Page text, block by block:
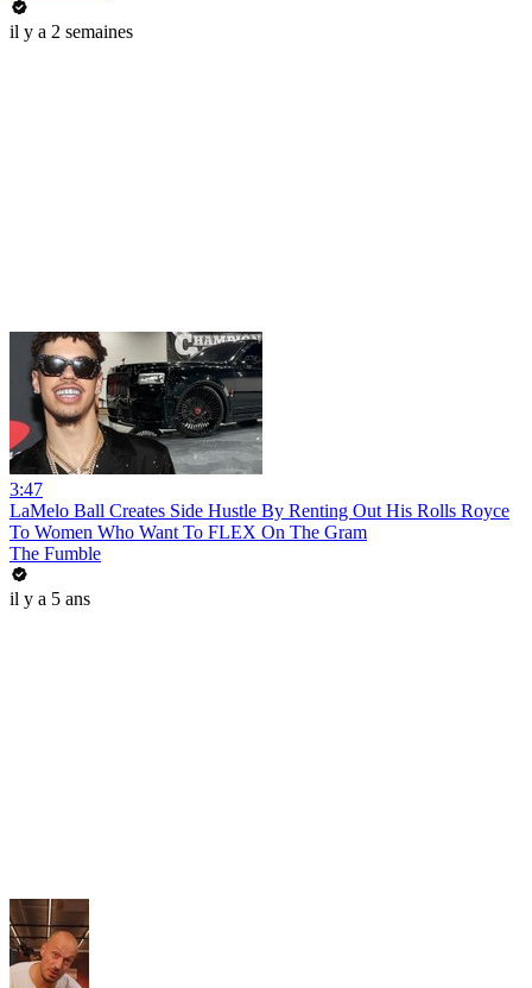
il y a 2 semaines
3:47
LaMelo Ball Creates Side Hustle By Renting Out His Rolls Royce
To Women Who Want To FLEX On The Gram
The Fumble
il y a 5 ans